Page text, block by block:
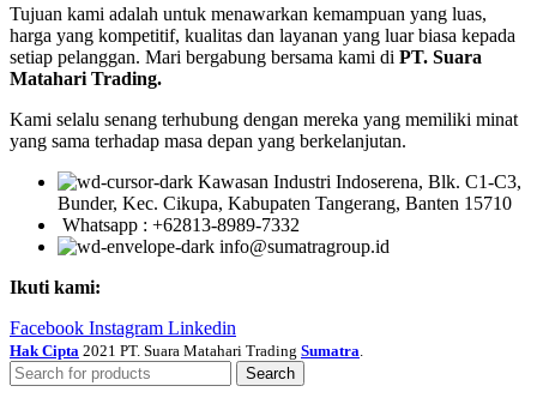
Tujuan kami adalah untuk menawarkan kemampuan yang luas,
harga yang kompetitif, kualitas dan layanan yang luar biasa kepada
setiap pelanggan. Mari bergabung bersama kami di PT. Suara
Matahari Trading.
Kami selalu senang terhubung dengan mereka yang memiliki minat
yang sama terhadap masa depan yang berkelanjutan.
Kawasan Industri Indoserena, Blk. C1-C3,
Bunder, Kec. Cikupa, Kabupaten Tangerang, Banten 15710
Whatsapp : +62813-8989-7332
info@sumatragroup.id
Ikuti kami:
Facebook Instagram Linkedin
Hak Cipta 2021 PT. Suara Matahari Trading Sumatra.
Search